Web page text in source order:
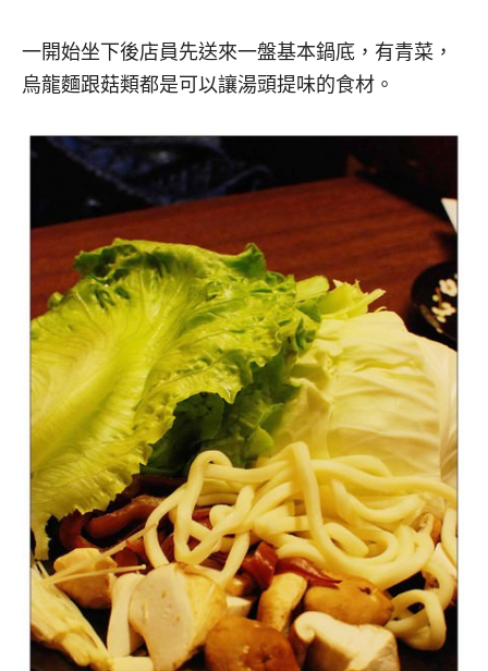
一開始坐下後店員先送來一盤基本鍋底，有青菜，
烏龍麵跟菇類都是可以讓湯頭提味的食材。